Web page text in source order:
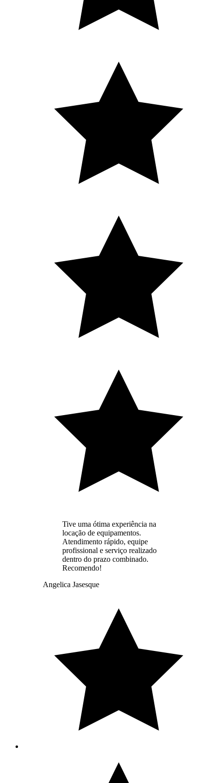
Tive uma ótima experiência na
locação de equipamentos.
Atendimento rápido, equipe
profissional e serviço realizado
dentro do prazo combinado.
Recomendo!
Angelica Jasesque